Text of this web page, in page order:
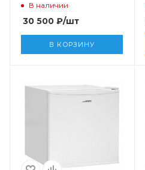
В наличии
30 500 ₽/шт
В КОРЗИНУ